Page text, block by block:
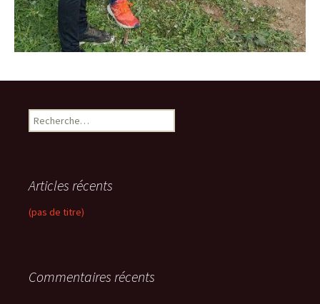
R
e
r
c
h
:
Articles récents
(pas de titre)
Commentaires récents